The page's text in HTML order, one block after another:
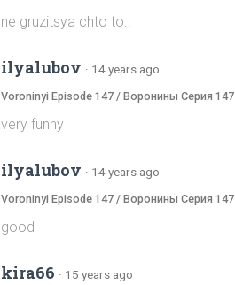
ne gruzitsya chto to..
ilyalubov · 14 years ago
Voroninyi Episode 147 / Воронины Серия 147
very funny
ilyalubov · 14 years ago
Voroninyi Episode 147 / Воронины Серия 147
good
kira66 · 15 years ago